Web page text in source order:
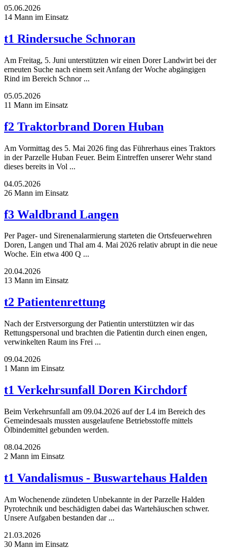
05.06.2026
14 Mann im Einsatz
t1 Rindersuche Schnoran
Am Freitag, 5. Juni unterstützten wir einen Dorer Landwirt bei der
erneuten Suche nach einem seit Anfang der Woche abgängigen
Rind im Bereich Schnor ...
05.05.2026
11 Mann im Einsatz
f2 Traktorbrand Doren Huban
Am Vormittag des 5. Mai 2026 fing das Führerhaus eines Traktors
in der Parzelle Huban Feuer. Beim Eintreffen unserer Wehr stand
dieses bereits in Vol ...
04.05.2026
26 Mann im Einsatz
f3 Waldbrand Langen
Per Pager- und Sirenenalarmierung starteten die Ortsfeuerwehren
Doren, Langen und Thal am 4. Mai 2026 relativ abrupt in die neue
Woche. Ein etwa 400 Q ...
20.04.2026
13 Mann im Einsatz
t2 Patientenrettung
Nach der Erstversorgung der Patientin unterstützten wir das
Rettungspersonal und brachten die Patientin durch einen engen,
verwinkelten Raum ins Frei ...
09.04.2026
1 Mann im Einsatz
t1 Verkehrsunfall Doren Kirchdorf
Beim Verkehrsunfall am 09.04.2026 auf der L4 im Bereich des
Gemeindesaals mussten ausgelaufene Betriebsstoffe mittels
Ölbindemittel gebunden werden.
08.04.2026
2 Mann im Einsatz
t1 Vandalismus - Buswartehaus Halden
Am Wochenende zündeten Unbekannte in der Parzelle Halden
Pyrotechnik und beschädigten dabei das Wartehäuschen schwer.
Unsere Aufgaben bestanden dar ...
21.03.2026
30 Mann im Einsatz